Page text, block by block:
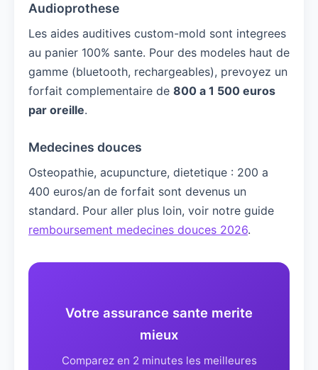
Audioprothese
Les aides auditives custom-mold sont integrees
au panier 100% sante. Pour des modeles haut de
gamme (bluetooth, rechargeables), prevoyez un
forfait complementaire de 800 a 1 500 euros
par oreille.
Medecines douces
Osteopathie, acupuncture, dietetique : 200 a
400 euros/an de forfait sont devenus un
standard. Pour aller plus loin, voir notre guide
remboursement medecines douces 2026.
Votre assurance sante merite
mieux
Comparez en 2 minutes les meilleures